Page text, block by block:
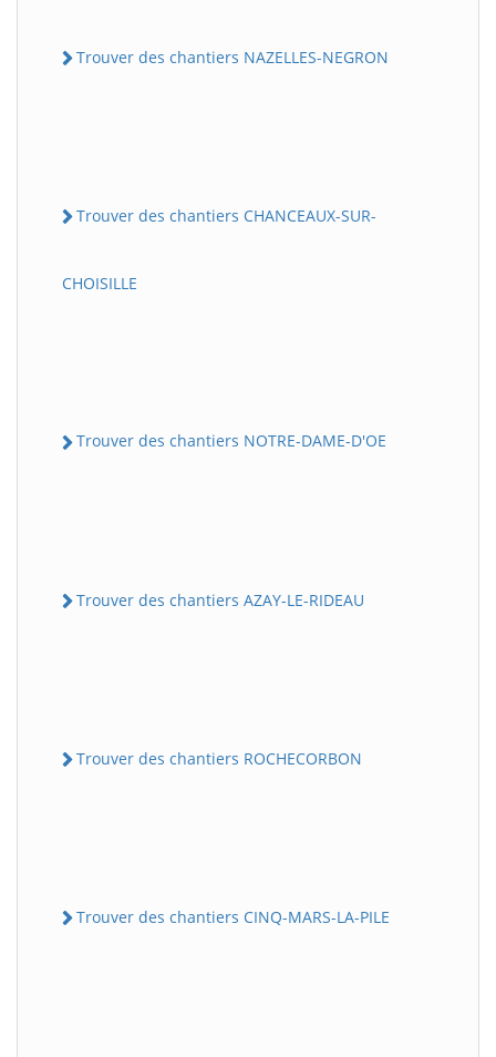
Trouver des chantiers NAZELLES-NEGRON
Trouver des chantiers CHANCEAUX-SUR-
CHOISILLE
Trouver des chantiers NOTRE-DAME-D'OE
Trouver des chantiers AZAY-LE-RIDEAU
Trouver des chantiers ROCHECORBON
Trouver des chantiers CINQ-MARS-LA-PILE